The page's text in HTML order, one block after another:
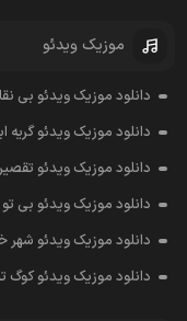
موزیک ویدئو
دانلود موزیک ویدئو بی
دانلود موزیک ویدئو گریه
دانلود موزیک ویدئو
دانلود موزیک ویدئو بی
دانلود موزیک ویدئو شهر
دانلود موزیک ویدئو کوگ